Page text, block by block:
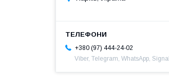
+380 (97) 444-24-02
Viber, Telegram, WhatsApp, Signal